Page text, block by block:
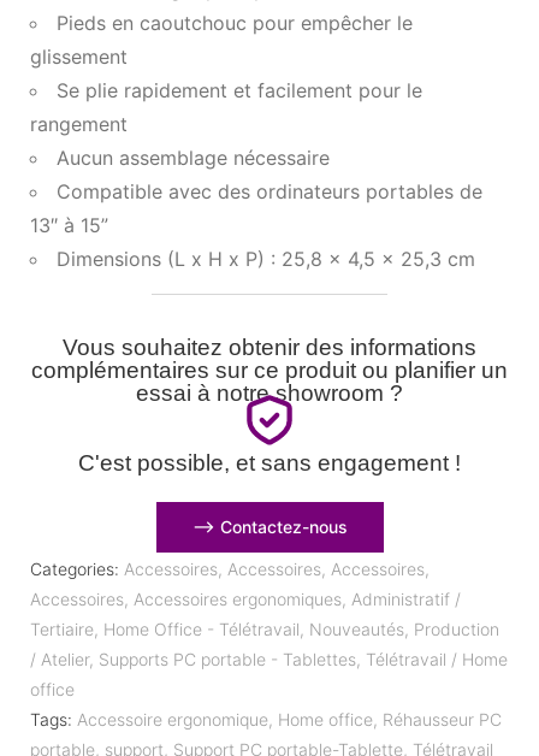
Pieds en caoutchouc pour empêcher le
glissement
Se plie rapidement et facilement pour le
rangement
Aucun assemblage nécessaire
Compatible avec des ordinateurs portables de
13″ à 15”
Dimensions (L x H x P) : 25,8 x 4,5 x 25,3 cm
Vous souhaitez obtenir des informations
complémentaires sur ce produit ou planifier un
essai à notre showroom ?
C'est possible, et sans engagement !
⟶ Contactez-nous
Categories: Accessoires, Accessoires, Accessoires,
Accessoires, Accessoires ergonomiques, Administratif /
Tertiaire, Home Office - Télétravail, Nouveautés, Production
/ Atelier, Supports PC portable - Tablettes, Télétravail / Home
office
Tags: Accessoire ergonomique, Home office, Réhausseur PC
portable, support, Support PC portable-Tablette, Télétravail